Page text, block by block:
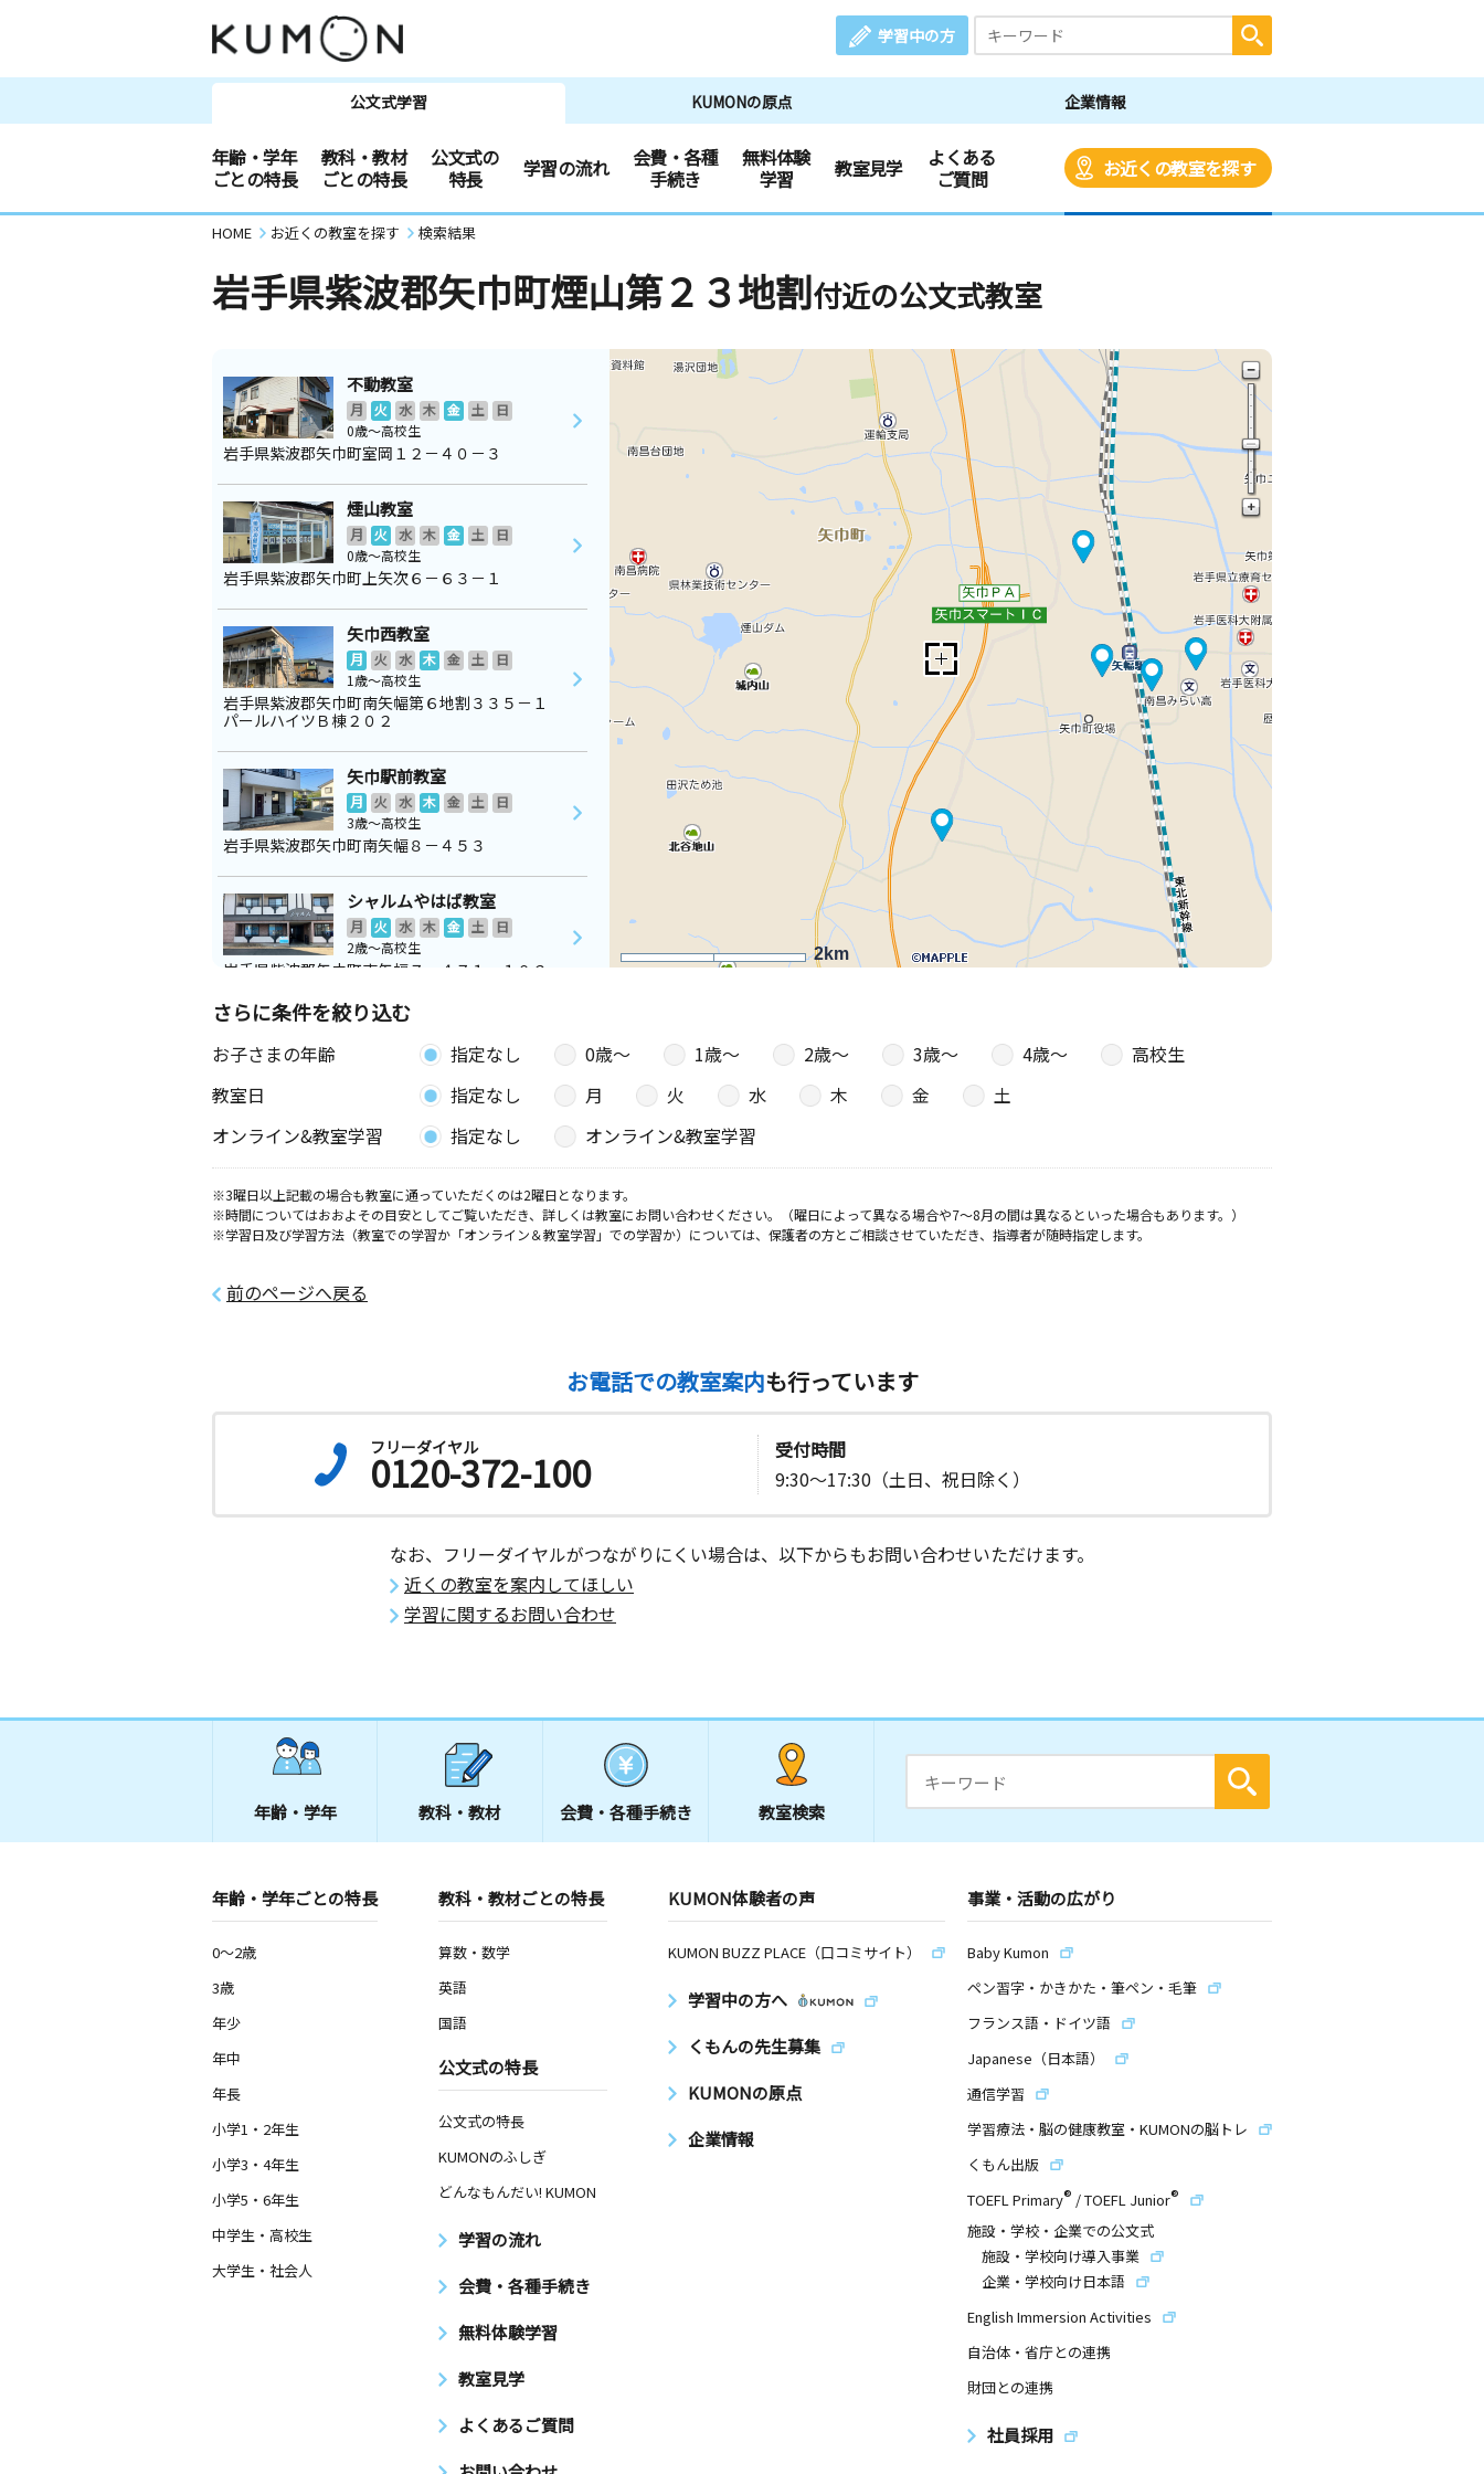
学習中の方
公文式学習 KUMONの原点 企業情報
年齢・学年
ごとの特長
教科・教材
ごとの特長
公文式の
特長
学習の流れ
会費・各種
手続き
無料体験
学習
教室見学
よくある
ご質問
お近くの教室を探す
HOME お近くの教室を探す 検索結果
岩手県紫波郡矢巾町煙山第２３地割付近の公文式教室
2km
不動教室
月 火 水 木 金 土
日
0歳～高校生
岩手県紫波郡矢巾町室岡１２－４０－３
煙山教室
月 火 水 木 金 土
日
0歳～高校生
岩手県紫波郡矢巾町上矢次６－６３－１
矢巾西教室
月 火 水 木 金 土
日
1歳～高校生
岩手県紫波郡矢巾町南矢幅第６地割３３５－１
パールハイツＢ棟２０２
矢巾駅前教室
月 火 水 木 金 土
日
3歳～高校生
岩手県紫波郡矢巾町南矢幅８－４５３
シャルムやはば教室
月 火 水 木 金 土
日
2歳～高校生
岩手県紫波郡矢巾町南矢幅７－４７１－１０２
さらに条件を絞り込む
お子さまの年齢 指定なし 0歳〜 1歳〜 2歳〜 3歳〜 4歳〜
高校生
教室日
指定なし 月 火 水 木 金
土
オンライン&教室学習
指定なし オンライン&教室学習
※3曜日以上記載の場合も教室に通っていただくのは2曜日となります。
※時間についてはおおよその目安としてご覧いただき、詳しくは教室にお問い合わせください。（曜日によって異なる場合や7～8月の間は異なるといった場合もあります。）
※学習日及び学習方法（教室での学習か「オンライン＆教室学習」での学習か）については、保護者の方とご相談させていただき、指導者が随時指定します。
前のページへ戻る
お電話での教室案内も行っています
フリーダイヤル
0120-372-100
受付時間
9:30～17:30（土日、祝日除く）
なお、フリーダイヤルがつながりにくい場合は、以下からもお問い合わせいただけます。
近くの教室を案内してほしい
学習に関するお問い合わせ
年齢・学年 教科・教材 会費・ 各種手続き 教室検索
年齢・学年ごとの特長
0～2歳
3歳
年少
年中
年長
小学1・2年生
小学3・4年生
小学5・6年生
中学生・高校生
大学生・社会人
教科・教材ごとの特長
算数・数学
英語
国語
公文式の特長
公文式の特長
KUMONのふしぎ
どんなもんだい! KUMON
学習の流れ
会費・各種手続き
無料体験学習
教室見学
よくあるご質問
KUMON体験者の声
KUMON BUZZ PLACE（口コミサイト）
学習中の方へ
くもんの先生募集
KUMONの原点
企業情報
事業・活動の広がり
Baby Kumon
ペン習字・かきかた・筆ペン・毛筆
フランス語・ドイツ語
Japanese（日本語）
通信学習
学習療法・脳の健康教室・KUMONの脳トレ
くもん出版
TOEFL Primary® /TOEFL Junior®
施設・学校・企業での公文式
施設・学校向け導入事業
企業・学校向け日本語
English Immersion Activities
自治体・省庁との連携
財団との連携
社員採用